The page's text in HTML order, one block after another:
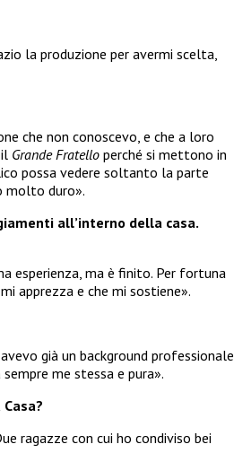
la produzione per avermi scelta,
che non conoscevo, e che a loro
Grande Fratello perché si mettono in
possa vedere soltanto la parte
molto duro».
all’interno della casa.
esperienza, ma è finito. Per fortuna
apprezza e che mi sostiene».
già un background professionale
me stessa e pura».
ragazze con cui ho condiviso bei